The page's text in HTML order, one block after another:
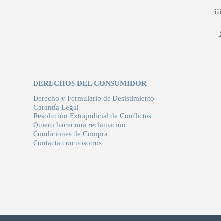
DERECHOS DEL CONSUMIDOR
Derecho y Formulario de Desistimiento
Garantía Legal
Resolución Extrajudicial de Conflictos
Quiero hacer una reclamación
Condiciones de Compra
Contacta con nosotros